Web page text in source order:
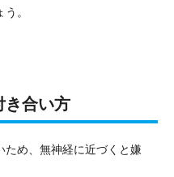
。
き合い方
ため、無神経に近づくと嫌